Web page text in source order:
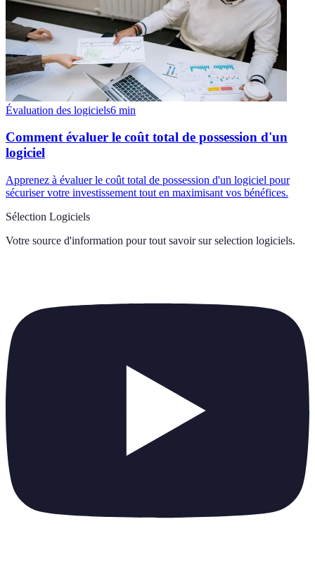
Évaluation des logiciels6 min
Comment évaluer le coût total de possession d'un
logiciel
Apprenez à évaluer le coût total de possession d'un logiciel pour
sécuriser votre investissement tout en maximisant vos bénéfices.
Sélection Logiciels
Votre source d'information pour tout savoir sur selection logiciels.